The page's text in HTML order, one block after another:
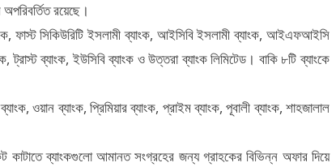
রয়েছে।
ফাস্ট সিকিউরিটি ইসলামী ব্যাংক, আইসিবি ইসলামী ব্যাংক, আইএফআইসি
ব্যাংক, ইউসিবি ব্যাংক ও উত্তরা ব্যাংক লিমিটেড। বাকি ৮টি ব্যাংকে
ওয়ান ব্যাংক, প্রিমিয়ার ব্যাংক, প্রাইম ব্যাংক, পূবালী ব্যাংক, শাহজালাল
কাটাতে ব্যাংকগুলো আমানত সংগ্রহের জন্য গ্রাহকের বিভিন্ন অফার দিয়ে